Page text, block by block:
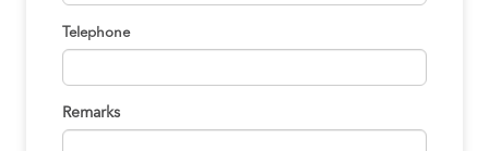
Telephone
Remarks